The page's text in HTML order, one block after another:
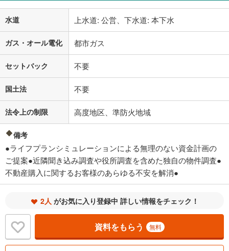
水道 上水道: 公営、下水道: 本下水
ガス・オール電化 都市ガス
セットバック 不要
国土法 不要
法令上の制限 高度地区、準防火地域
備考
●ライフプランシミュレーションによる無理のない資金計画の
ご提案●近隣聞き込み調査や役所調査を含めた独自の物件調査●
不動産購入に関するお客様のあらゆる不安を解消●
2人 がお気に入り登録中 詳しい情報をチェック！
資料をもらう 無料